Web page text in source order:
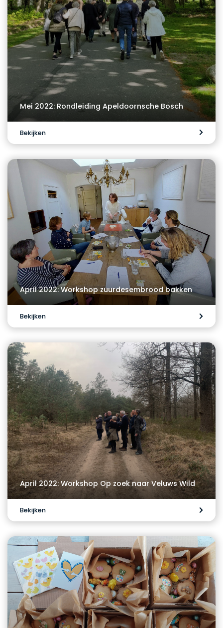
Mei 2022: Rondleiding Apeldoornsche Bosch
Bekijken
April 2022: Workshop zuurdesembrood bakken
Bekijken
April 2022: Workshop Op zoek naar Veluws Wild
Bekijken